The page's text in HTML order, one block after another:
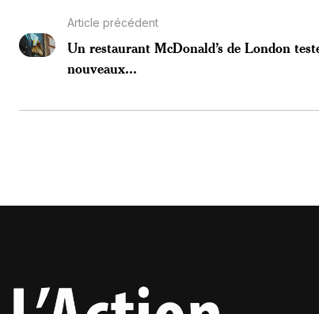
Article précédent
Un restaurant McDonald’s de London
nouveaux...